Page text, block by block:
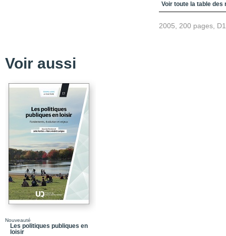
Liste des figures
Voir toute la table des
2005, 200 pages,
Voir aussi
Nouveauté
Les politiques publiques en
loisir